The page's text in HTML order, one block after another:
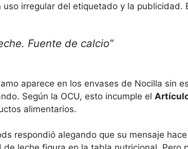
uso irregular del etiquetado y la publicidad.
Fuente de calcio”
aparece en los envases de Nocilla sin
Según la OCU, esto incumple el
alimentarios.
respondió alegando que su mensaje